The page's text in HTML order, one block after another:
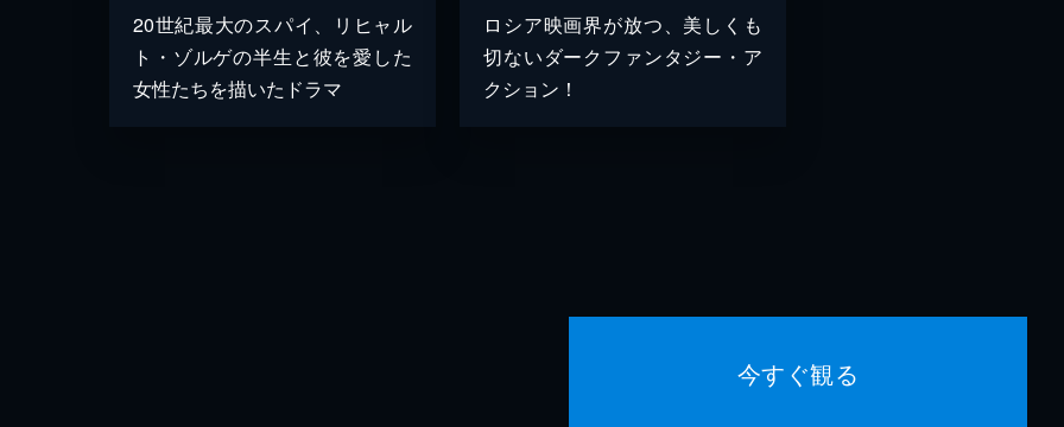
20世紀最大のスパイ、リヒャル
ト・ゾルゲの半生と彼を愛した
女性たちを描いたドラマ
ロシア映画界が放つ、美しくも
切ないダークファンタジー・ア
クション！
今すぐ観る